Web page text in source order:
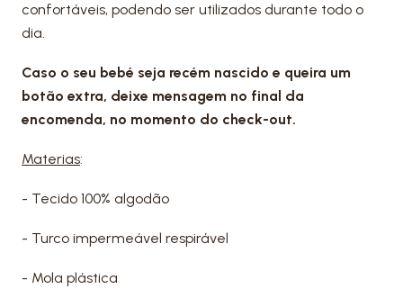
confortáveis, podendo ser utilizados durante todo o
dia.
Caso o seu bebé seja recém nascido e queira um
botão extra, deixe mensagem no final da
encomenda, no momento do check-out.
Materias:
- Tecido 100% algodão
- Turco impermeável respirável
- Mola plástica